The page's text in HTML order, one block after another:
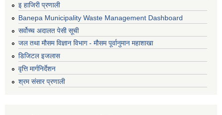
इ हाजिरी प्रणाली
Banepa Municipality Waste Management Dashboard
सर्वोच्च अदालत पेसी सूची
जल तथा मौसम विज्ञान विभाग - मौसम पूर्वानुमान महाशाखा
डिजिटल इजलास
वृत्ति मार्गनिर्देशन
श्रम संसार प्रणाली